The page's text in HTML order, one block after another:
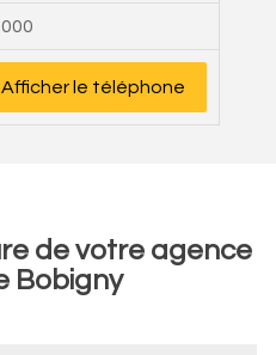
Afficher le téléphone
de votre agence
Bobigny